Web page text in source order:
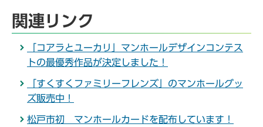
関連リンク
「コアラとユーカリ」マンホールデザインコンテス
トの最優秀作品が決定しました！
「すくすくファミリーフレンズ」のマンホールグッ
ズ販売中！
松戸市初 マンホールカードを配布しています！